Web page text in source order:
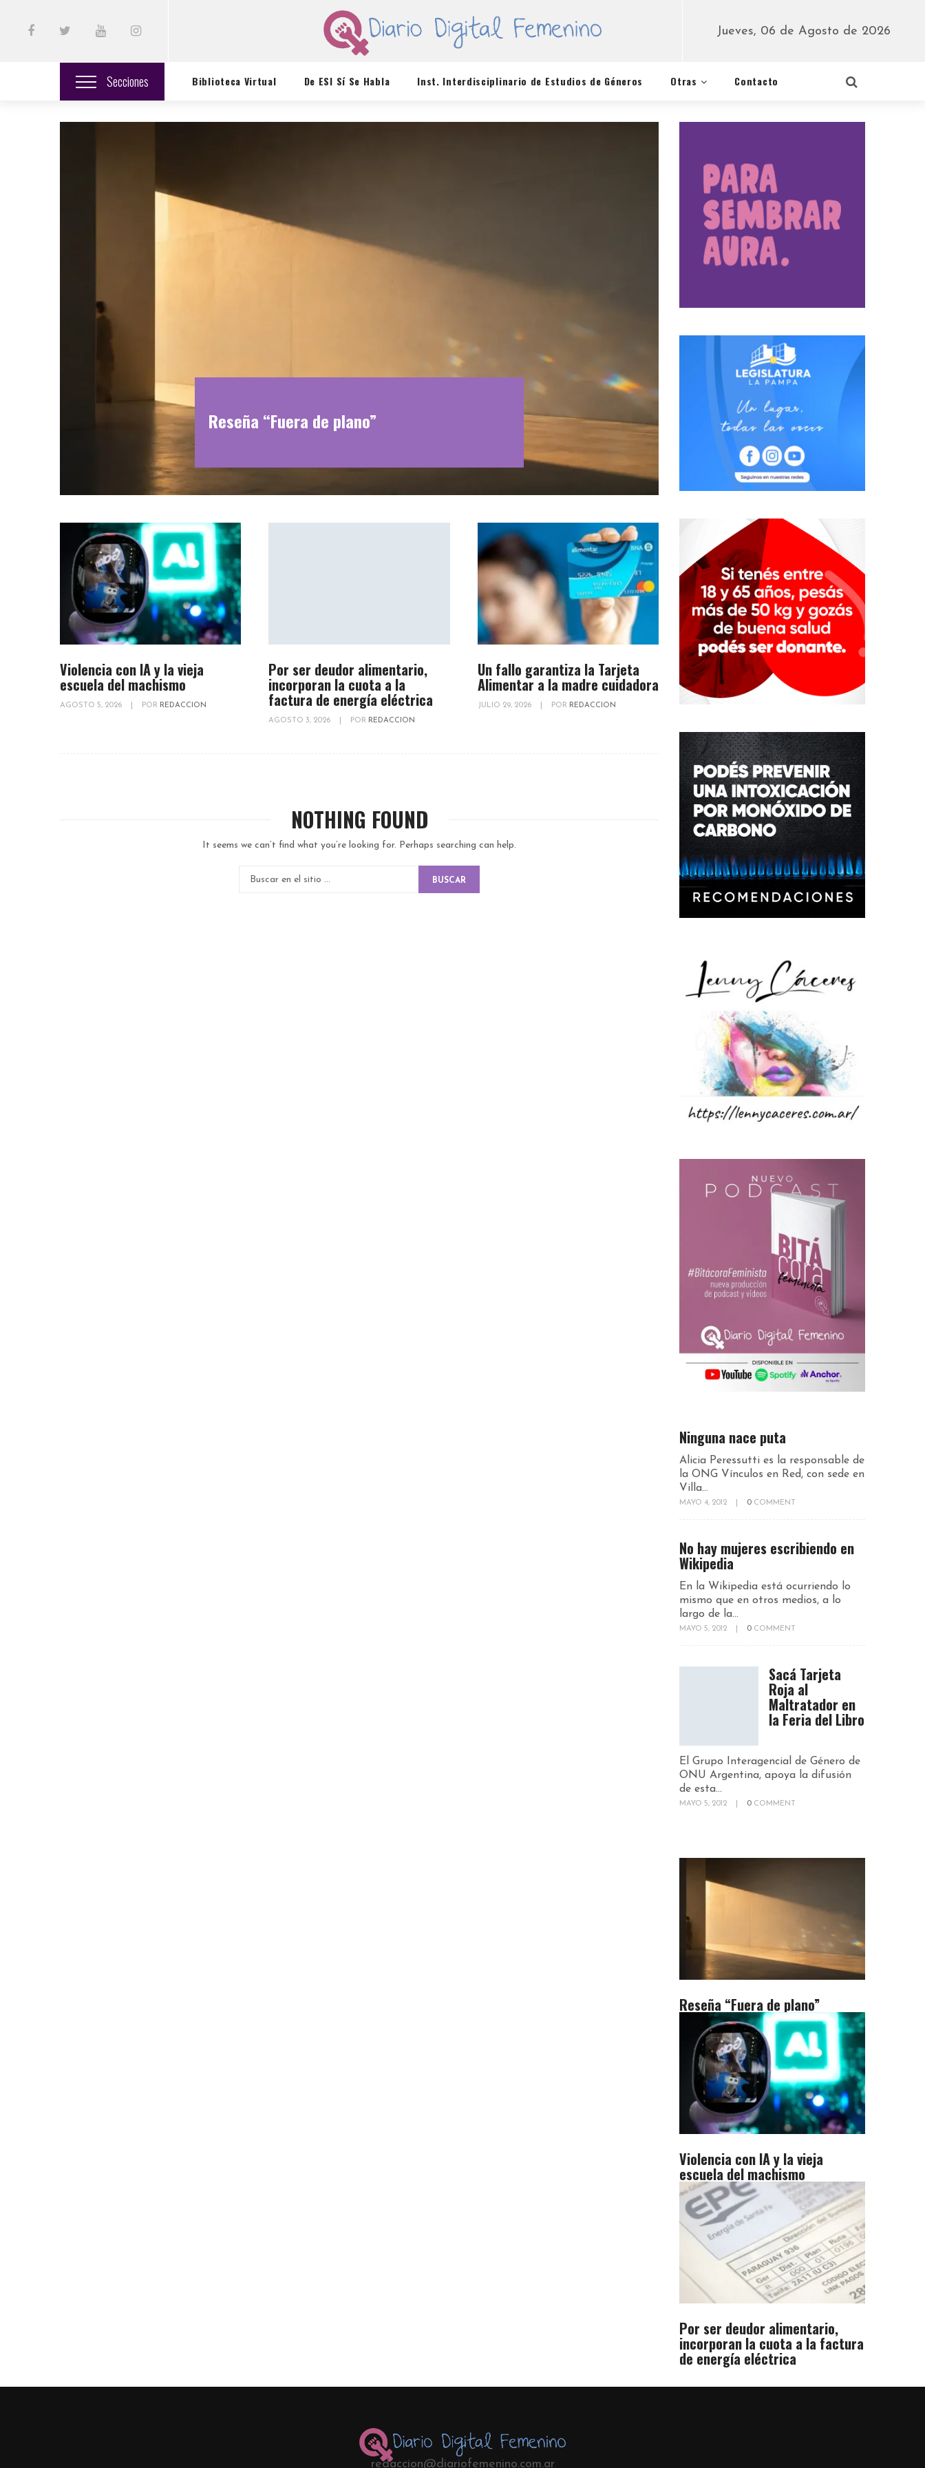
Jueves, 06 de Agosto de 2026
Secciones Biblioteca Virtual De ESI Sí Se Habla Inst. Interdisciplinario de Estudios de Géneros Otras Contacto
Reseña “Fuera de plano”
Violencia con IA y la vieja
escuela del machismo
AGOSTO 5, 2026 POR REDACCION
Por ser deudor alimentario,
incorporan la cuota a la
factura de energía eléctrica
AGOSTO 3, 2026 POR REDACCION
Un fallo garantiza la Tarjeta
Alimentar a la madre cuidadora
JULIO 29, 2026 POR REDACCION
NOTHING FOUND
It seems we can’t find what you’re looking for. Perhaps searching can help.
BUSCAR
Ninguna nace puta
Alicia Peressutti es la responsable de
la ONG Vínculos en Red, con sede en
Villa...
MAYO 4, 2012 0 COMMENT
No hay mujeres escribiendo en
Wikipedia
En la Wikipedia está ocurriendo lo
mismo que en otros medios, a lo
largo de la...
MAYO 5, 2012 0 COMMENT
Sacá Tarjeta
Roja al
Maltratador en
la Feria del Libro
El Grupo Interagencial de Género de
ONU Argentina, apoya la difusión
de esta...
MAYO 5, 2012 0 COMMENT
Reseña “Fuera de plano”
Violencia con IA y la vieja
escuela del machismo
Por ser deudor alimentario,
incorporan la cuota a la factura
de energía eléctrica
redaccion@diariofemenino.com.ar